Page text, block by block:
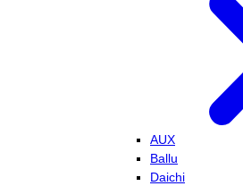
AUX
Ballu
Daichi